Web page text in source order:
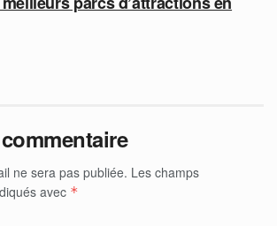
ne sera pas publiée. Les champs
avec *